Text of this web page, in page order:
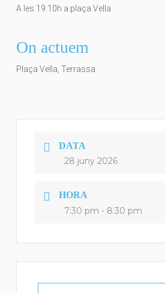
A les 19:10h a plaça Vella
On actuem
Plaça Vella, Terrassa
DATA
28 juny 2026
HORA
7:30 pm - 8:30 pm